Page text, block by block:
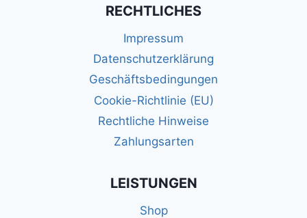
RECHTLICHES
Impressum
Datenschutzerklärung
Geschäftsbedingungen
Cookie-Richtlinie (EU)
Rechtliche Hinweise
Zahlungsarten
LEISTUNGEN
Shop